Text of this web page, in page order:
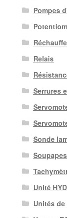
Pompes
Relais
Serrures
Sonde
Unité
Unités